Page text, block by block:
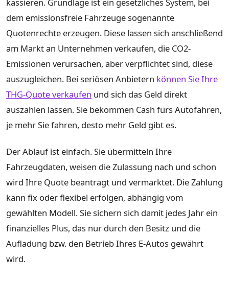
kassieren. Grundlage ist ein gesetzliches System, bei
dem emissionsfreie Fahrzeuge sogenannte
Quotenrechte erzeugen. Diese lassen sich anschließend
am Markt an Unternehmen verkaufen, die CO2-
Emissionen verursachen, aber verpflichtet sind, diese
auszugleichen. Bei seriösen Anbietern können Sie Ihre
THG-Quote verkaufen und sich das Geld direkt
auszahlen lassen. Sie bekommen Cash fürs Autofahren,
je mehr Sie fahren, desto mehr Geld gibt es.
Der Ablauf ist einfach. Sie übermitteln Ihre
Fahrzeugdaten, weisen die Zulassung nach und schon
wird Ihre Quote beantragt und vermarktet. Die Zahlung
kann fix oder flexibel erfolgen, abhängig vom
gewählten Modell. Sie sichern sich damit jedes Jahr ein
finanzielles Plus, das nur durch den Besitz und die
Aufladung bzw. den Betrieb Ihres E-Autos gewährt
wird.